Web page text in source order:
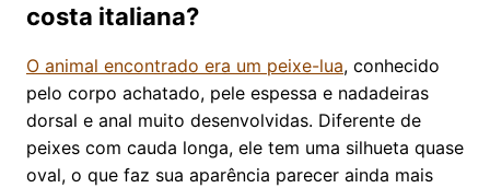
costa italiana?
O animal encontrado era um peixe-lua, conhecido
pelo corpo achatado, pele espessa e nadadeiras
dorsal e anal muito desenvolvidas. Diferente de
peixes com cauda longa, ele tem uma silhueta quase
oval, o que faz sua aparência parecer ainda mais